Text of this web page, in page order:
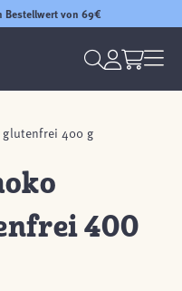
Bestellwert von 69€
glutenfrei 400 g
400